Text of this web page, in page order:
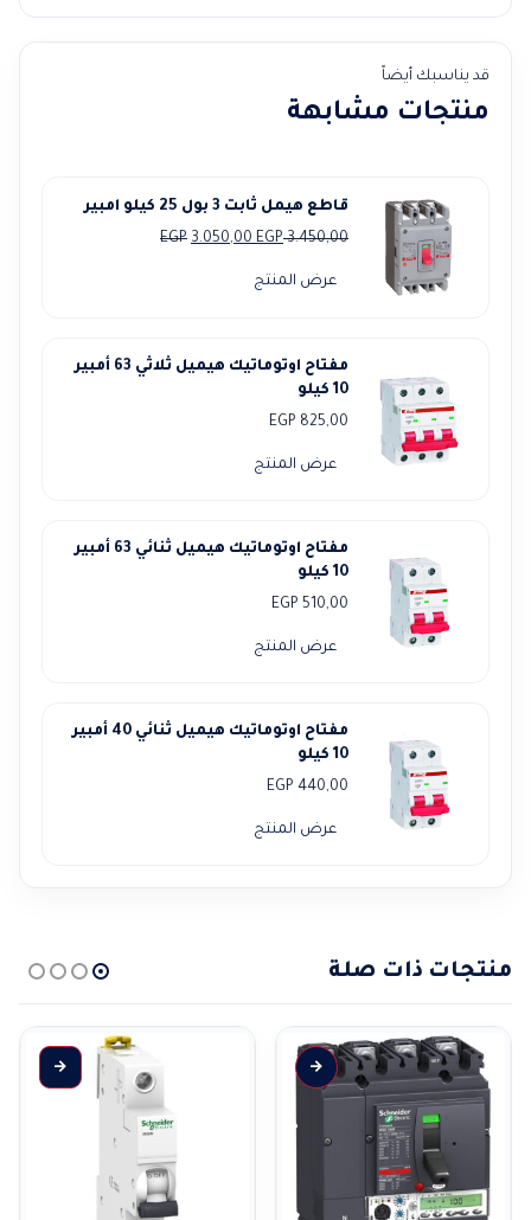
قد يناسبك أيضاً
منتجات مشابهة
قاطع هيمل ثابت 3 بول 25 كيلو امبير
3.450,00
EGP
السعر 3.050,00EGP
السعر
عرض المنتج
مفتاح اوتوماتيك هيميل ثلاثي 63 أمبير
10 كيلو
825,00
EGP
عرض المنتج
مفتاح اوتوماتيك هيميل ثنائي 63 أمبير
10 كيلو
510,00
EGP
عرض المنتج
مفتاح اوتوماتيك هيميل ثنائي 40 أمبير
10 كيلو
440,00
EGP
عرض المنتج
منتجات ذات صلة